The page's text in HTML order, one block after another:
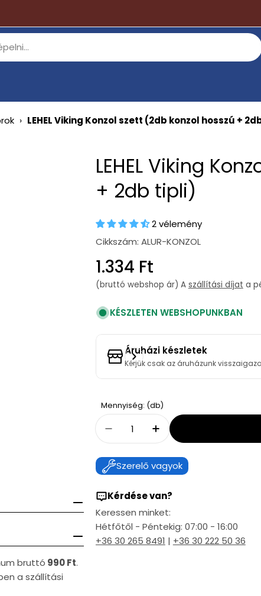
› LEHEL Viking Konzol szett (2db konzol hosszú +
bruttó 990 Ft.
a szállítási
LEHEL Viking
+ 2db tipli)
2 vélemény
Cikkszám: ALUR-KONZOL
Regular
price
1.334 Ft
(bruttó webshop ár) A szállítási díjat a
KÉSZLETEN WEBSHOPUNKBAN
Áruházi készletek
Kérjük csak az áruházunk
Mennyiség: (db)
Decrease Quantity For
Increase Quantity
Szerelő vagyok
Kérdése van?
Keressen minket:
Hétfőtől - Péntekig: 07:00 - 16:00
+36 30 265 8491 | +36 30 222 50 36